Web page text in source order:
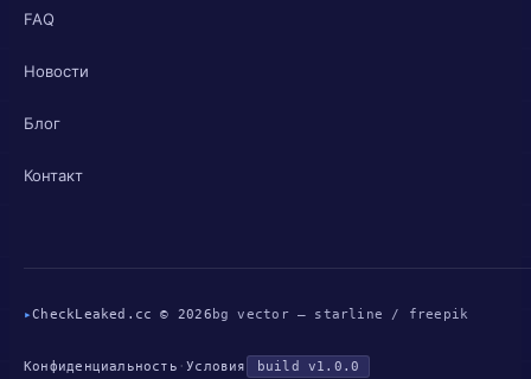
FAQ
Новости
Блог
Контакт
▸CheckLeaked.cc © 2026 bg vector — starline / freepik
Конфиденциальность ·Условия build v1.0.0